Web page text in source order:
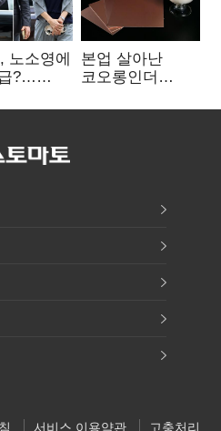
노소영에
?…
본업 살아난
코오롱인더
배터리 소재로
서비스 이용약관 고충처리